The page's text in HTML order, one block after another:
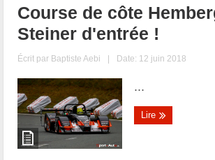
Course de côte
Steiner d'entrée !
Écrit par Baptiste Aebi | Date: 12 juin 2018
...
Lire